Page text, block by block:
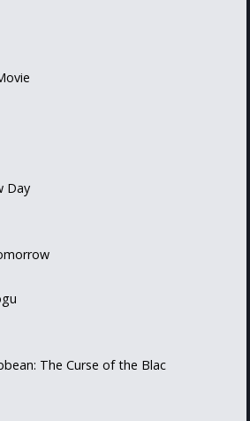
Day
The Curse of the Blac